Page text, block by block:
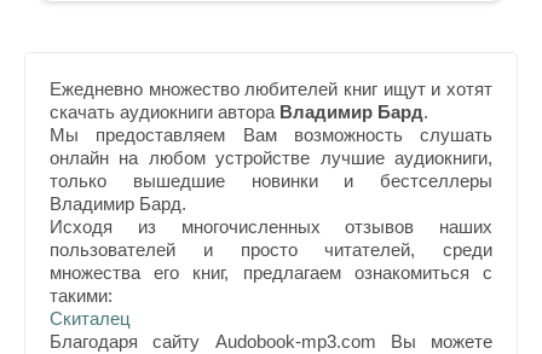
Ежедневно множество любителей книг ищут и хотят
скачать аудиокниги автора Владимир Бард.
Мы предоставляем Вам возможность слушать
онлайн на любом устройстве лучшие аудиокниги,
только вышедшие новинки и бестселлеры
Владимир Бард.
Исходя из многочисленных отзывов наших
пользователей и просто читателей, среди
множества его книг, предлагаем ознакомиться с
такими:
Скиталец
Благодаря сайту Audobook-mp3.com Вы можете